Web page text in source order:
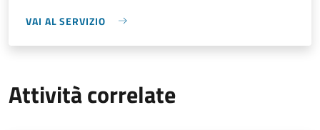
VAI AL SERVIZIO
Attività correlate